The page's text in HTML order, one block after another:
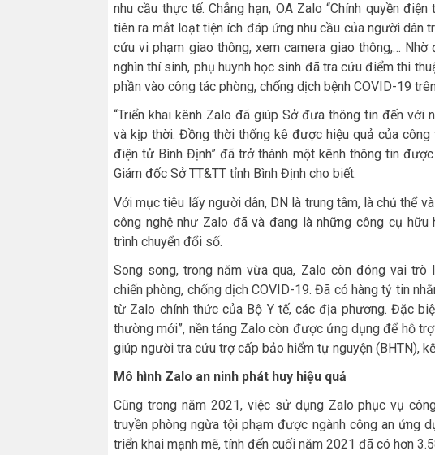
nhu cầu thực tế. Chẳng hạn, OA Zalo “Chính quyền
tiên ra mắt loạt tiện ích đáp ứng nhu cầu của người dân
cứu vi phạm giao thông, xem camera giao thông,…
nghìn thí sinh, phụ huynh học sinh đã tra cứu điểm thi
phần vào công tác phòng, chống dịch bệnh COVID-19
“Triển khai kênh Zalo đã giúp Sở đưa thông tin đến với
và kịp thời. Đồng thời thống kê được hiệu quả của công
điện tử Bình Định” đã trở thành một kênh thông tin
Giám đốc Sở TT&TT tỉnh Bình Định cho biết.
Với mục tiêu lấy người dân, DN là trung tâm, là chủ thể
công nghệ như Zalo đã và đang là những công cụ
trình chuyển đổi số.
Song song, trong năm vừa qua, Zalo còn đóng vai trò
chiến phòng, chống dịch COVID-19. Đã có hàng tỷ tin
từ Zalo chính thức của Bộ Y tế, các địa phương. Đặc
thường mới”, nền tảng Zalo còn được ứng dụng để hỗ
giúp người tra cứu trợ cấp bảo hiểm tự nguyện (BHTN),
Mô hình Zalo an ninh phát huy hiệu quả
Cũng trong năm 2021, việc sử dụng Zalo phục vụ
truyền phòng ngừa tội phạm được ngành công an ứng
triển khai mạnh mẽ, tính đến cuối năm 2021 đã có hơn